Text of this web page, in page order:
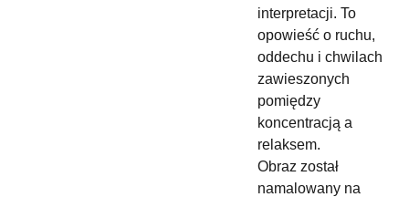
interpretacji. To
opowieść o ruchu,
oddechu i chwilach
zawieszonych
pomiędzy
koncentracją a
relaksem.
Obraz został
namalowany na